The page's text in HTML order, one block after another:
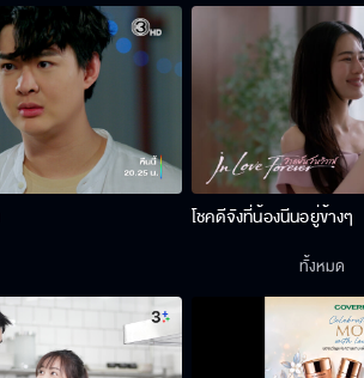
โชคดีจังที่น้องนีนอยู่ข้างๆ
ทั้งหมด